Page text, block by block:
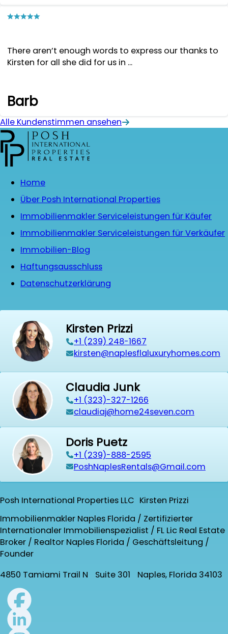
There aren’t enough words to express our thanks to
Kirsten for all she did for us in ...
Barb
Alle Kundenstimmen ansehen
Home
Über Posh International Properties
Immobilienmakler Serviceleistungen für Käufer
Immobilienmakler Serviceleistungen für Verkäufer
Immobilien-Blog
Haftungsausschluss
Datenschutzerklärung
Kirsten Prizzi
‭+1 (239) 248-1667‬
kirsten@naplesflaluxuryhomes.com
Claudia Junk
+1 (323)-327-1266
claudiaj@home24seven.com
Doris Puetz
+1 (239)-888-2595
PoshNaplesRentals@Gmail.com
Posh International Properties LLC Kirsten Prizzi
Immobilienmakler Naples Florida / Zertifizierter
Internationaler Immobilienspezialist / FL Lic Real Estate
Broker / Realtor Naples Florida / Geschäftsleitung /
Founder
4850 Tamiami Trail N Suite 301 Naples, Florida 34103